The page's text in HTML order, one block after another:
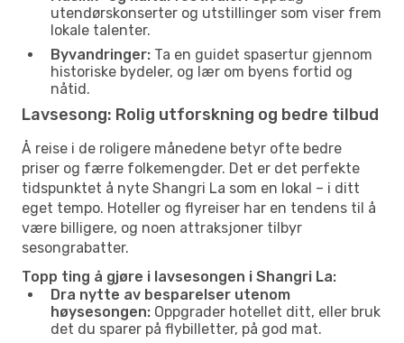
utendørskonserter og utstillinger som viser frem
lokale talenter.
Byvandringer: Ta en guidet spasertur gjennom
historiske bydeler, og lær om byens fortid og
nåtid.
Lavsesong: Rolig utforskning og bedre tilbud
Å reise i de roligere månedene betyr ofte bedre
priser og færre folkemengder. Det er det perfekte
tidspunktet å nyte Shangri La som en lokal – i ditt
eget tempo. Hoteller og flyreiser har en tendens til å
være billigere, og noen attraksjoner tilbyr
sesongrabatter.
Topp ting å gjøre i lavsesongen i Shangri La:
Dra nytte av besparelser utenom
høysesongen: Oppgrader hotellet ditt, eller bruk
det du sparer på flybilletter, på god mat.